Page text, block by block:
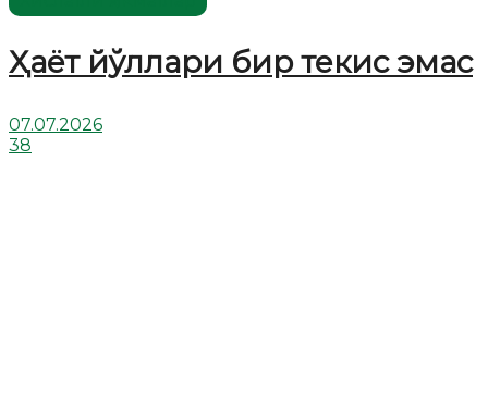
Ҳаёт йўллари бир текис эмас
07.07.2026
38